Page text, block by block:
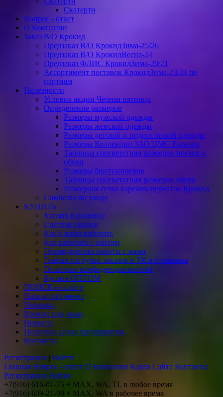
Скатерти
Вопрос - ответ
О Компании
Заказ В/О Крокид
Предзаказ В/О КрокидЗима-25/26
Предзаказ В/О КрокидВесна-24
Предзаказ ФЛИС КрокидЗима-20/21
Ассортимент поставок КрокидЗима-23/24 по
партиям
Полезности
Условия акции Черная пятница
Определение размеров
Размеры мужской одежды
Размеры женской одежды
Размеры детской и подростковой одежды
Размеры Коллекции ЗАО ЦМС Евразия
Таблицы соответствия размеров носков и
обуви
Размеры бюстгальтеров
Таблицы соответствия размеров обуви
Размерная сетка варежек/перчаток Крокид
Символы по уходу
КУПИТЬ
Купить в розницу
Система скидок
Как с нами работать
Как работать с сайтом
Преимущества работы с нами
График отгрузки заказов в ТК и страховка
Политика конфиденциальности
Купить ОПТОМ
ПОИСК на сайте
Наш ассортимент
Новинки
Крокид под заказ
Новости
Политика цены предприятия.
Контакты
Регистрация | Войти
Главная Вопрос - ответ О Компании Карта Сайта Контакты
Регистрация Войти
+7(916) 616-01-75 + MAX, WA, TL в любое время
+7(916) 609-21-99 + MAX, WA в рабочее время